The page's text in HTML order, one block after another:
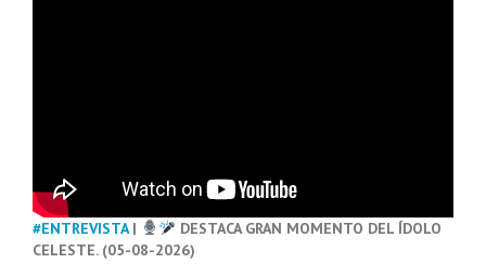
#ENTREVISTA|
DESTACA GRAN MOMENTO DEL ÍDOLO
CELESTE. (05-08-2026)